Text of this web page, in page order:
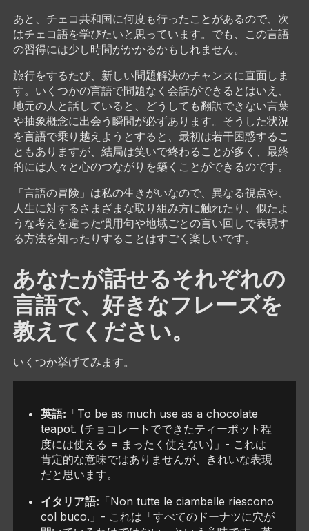
あと、チェコ共和国に何度も行ったことがあるので、次
はチェコ語を学びたいと思っています。でも、この言語
の習得には少し時間がかかるかもしれません。
旅行をするたび、新しい問題解決のチャンスに直面しま
す。いくつかの言語で問題なく会話ができるとはいえ、
地元の人と話していると、どうしても翻訳できない言葉
や抽象概念に出会う瞬間が必ずあります。そうした状況
を言語で乗り越えようとすると、最初は若干困惑するこ
ともありますが、結局は笑いで終わることが多く、最終
的には人々と心のつながりを築くことができるのです。
「言語の冒険」は私の生きがいなので、異なる視点や、
人生に対するさまざまな取り組み方に触れたり、似たよ
うな考えを違った慣用句や地域ごとの言い回しで表現す
る方法を知ったりすることはすごく楽しいです。
あなたが話せるそれぞれの
言語で、好きなフレーズを
教えてください。
いくつか挙げてみます。
英語: 「To be as much use as a chocolate
teapot. (チョコレートでできたティーポット程
度には使える = まったく使えない)」- これは
肯定的な意味ではありませんが、きれいな表現
だと思います。
イタリア語: 「Non tutte le ciambelle riescono
col buco.」- これは「すべてのドーナツに穴が